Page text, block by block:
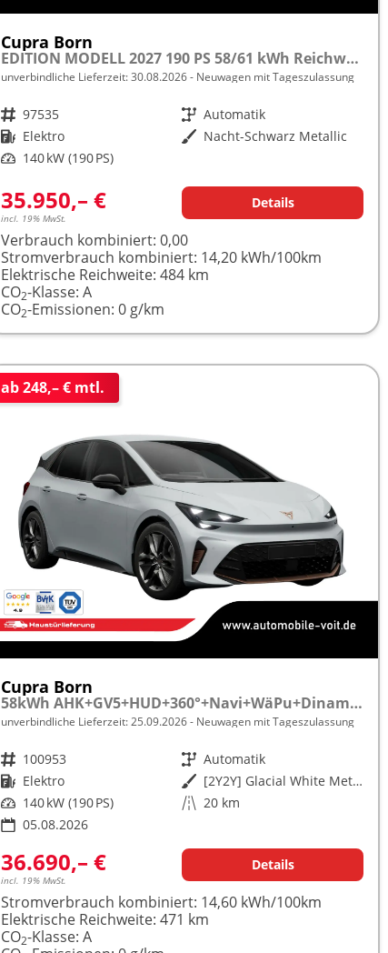
Cupra Born
EDITION MODELL 2027 190 PS 58/61 kWh Reichw.484km 5J. Cupra-Garantie
unverbindliche Lieferzeit:30.08.2026 Neuwagen mit Tageszulassung
Fahrzeugnr. 97535 Getriebe Automatik
Kraftstoff Elektro Außenfarbe Nacht-Schwarz Metallic
Leistung 140 kW (190 PS)
35.950,– €
incl. 19% MwSt.
Details
Verbrauch kombiniert:0,00
Stromverbrauch kombiniert: 14,20 kWh/100km
Elektrische Reichweite: 484 km
CO2-Klasse: A
CO2-Emissionen:0 g/km
ab 248,– € mtl.
Cupra Born
58kWh AHK+GV5+HUD+360°+Navi+WäPu+Dinamica+Kessy+Travel+ParkAssist
unverbindliche Lieferzeit:25.09.2026 Neuwagen mit Tageszulassung
Fahrzeugnr. 100953 Getriebe Automatik
Kraftstoff Elektro Außenfarbe
[2Y2Y] Glacial White Metallic
Leistung 140 kW (190 PS) Kilometerstand 20 km
05.08.2026
36.690,– €
incl. 19% MwSt.
Details
Stromverbrauch kombiniert: 14,60 kWh/100km
Elektrische Reichweite: 471 km
CO2-Klasse: A